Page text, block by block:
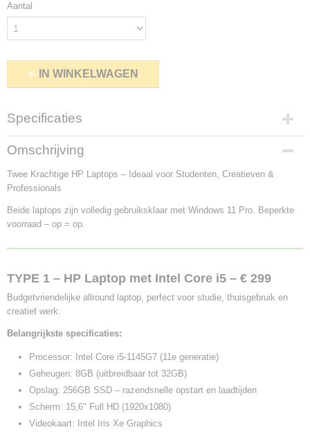
Aantal
IN WINKELWAGEN
Specificaties
Productcode
229-80
Omschrijving
Twee Krachtige HP Laptops – Ideaal voor Studenten, Creatieven &
Professionals
Beide laptops zijn volledig gebruiksklaar met Windows 11 Pro. Beperkte
voorraad – op = op.
TYPE 1 – HP Laptop met Intel Core i5 – € 299
Budgetvriendelijke allround laptop, perfect voor studie, thuisgebruik en
creatief werk.
Belangrijkste specificaties:
Processor: Intel Core i5-1145G7 (11e generatie)
Geheugen: 8GB (uitbreidbaar tot 32GB)
Opslag: 256GB SSD – razendsnelle opstart en laadtijden
Scherm: 15,6" Full HD (1920x1080)
Videokaart: Intel Iris Xe Graphics